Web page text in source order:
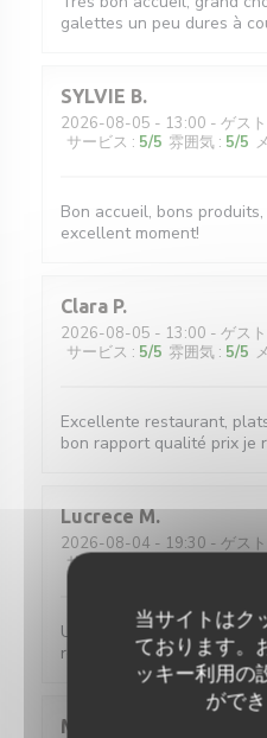
当サイトはク
ております。
ッキー利用の
ができ
galettes un peu dures à
SYLVIE B
2026-08-05 - 13:00 - ゲス
サービス : 5/5 雰囲気 : 5/5
Bon accueil, bons
excellent moment!
Clara P
2026-08-05 - 13:00 - ゲス
サービス : 5/5 雰囲気 : 5/5
Excellente restaurant,
bon rapport qualité prix je
Lucrece M
2026-08-04 - 19:30 - ゲス
サービス
Un service efficace, des
recettes variées pour un
Maud